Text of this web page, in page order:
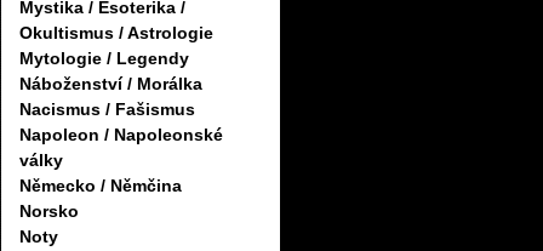
Mystika / Esoterika /
Okultismus / Astrologie
Mytologie / Legendy
Náboženství / Morálka
Nacismus / Fašismus
Napoleon / Napoleonské
války
Německo / Němčina
Norsko
Noty